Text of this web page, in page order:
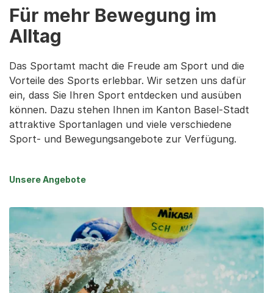
Für mehr Bewegung im
Alltag
Das Sportamt macht die Freude am Sport und die
Vorteile des Sports erlebbar. Wir setzen uns dafür
ein, dass Sie Ihren Sport entdecken und ausüben
können. Dazu stehen Ihnen im Kanton Basel-Stadt
attraktive Sportanlagen und viele verschiedene
Sport- und Bewegungsangebote zur Verfügung.
Unsere Angebote